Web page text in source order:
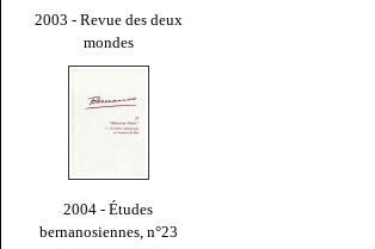
2003 - Revue des deux
mondes
2004 - Études
bernanosiennes, n°23